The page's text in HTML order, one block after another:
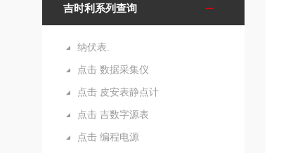
吉时利系列查询
纳伏表.
点击 数据采集仪
点击 皮安表静点计
点击 吉数字源表
点击 编程电源